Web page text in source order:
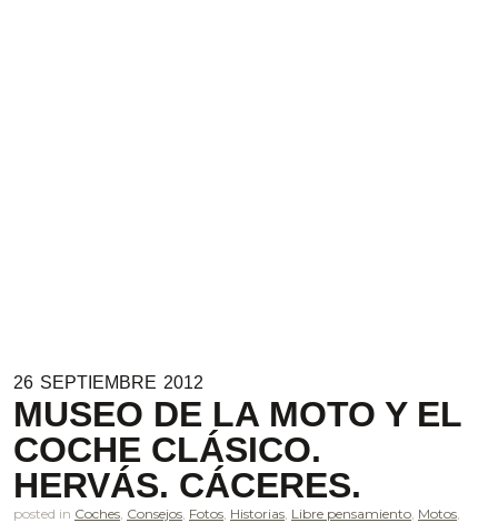
26 SEPTIEMBRE 2012
MUSEO DE LA MOTO Y EL
COCHE CLÁSICO.
HERVÁS. CÁCERES.
posted in Coches Consejos Fotos Historias Libre pensamiento Motos